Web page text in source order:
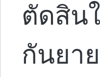
ตัดสิน
กันยา